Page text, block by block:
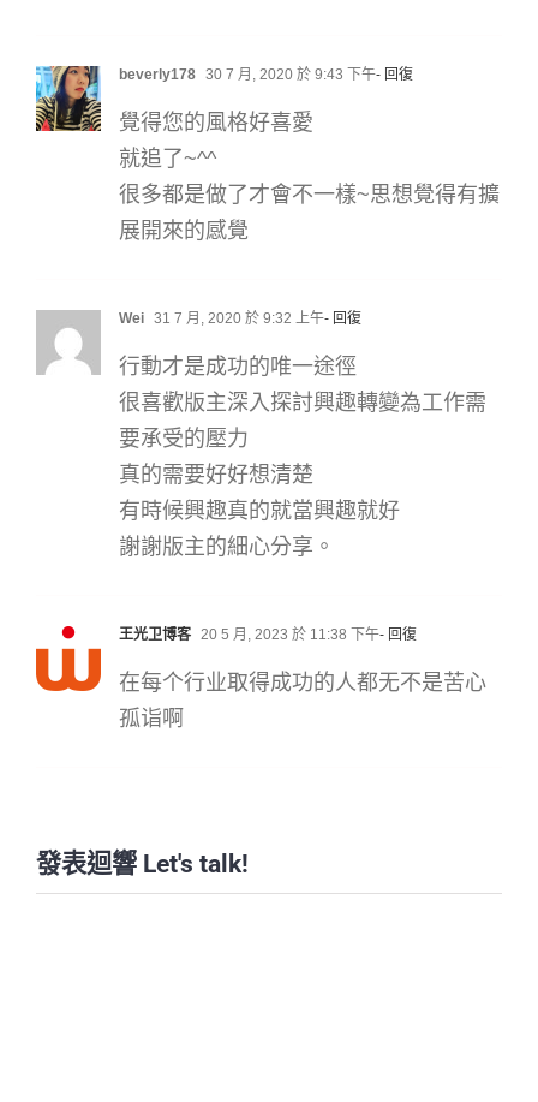
beverly178 30 7 月, 2020 於 9:43 下午- 回復
覺得您的風格好喜愛
就追了~^^
很多都是做了才會不一樣~思想覺得有擴
展開來的感覺
Wei 31 7 月, 2020 於 9:32 上午- 回復
行動才是成功的唯一途徑
很喜歡版主深入探討興趣轉變為工作需
要承受的壓力
真的需要好好想清楚
有時候興趣真的就當興趣就好
謝謝版主的細心分享。
王光卫博客 20 5 月, 2023 於 11:38 下午- 回復
在每个行业取得成功的人都无不是苦心
孤诣啊
發表迴響 Let's talk!